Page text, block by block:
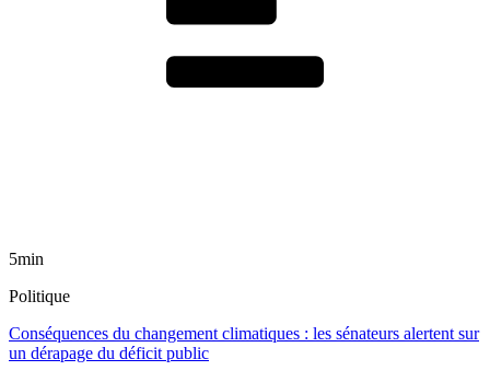
5min
Politique
Conséquences du changement climatiques : les sénateurs alertent sur
un dérapage du déficit public